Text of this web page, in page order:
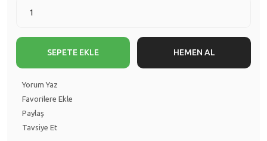
SEPETE EKLE HEMEN AL
Yorum Yaz
Paylaş
Tavsiye Et